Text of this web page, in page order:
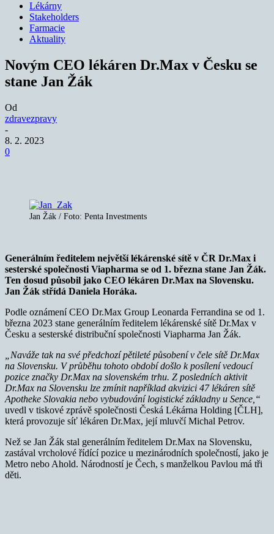
Lékárny
Stakeholders
Farmacie
Aktuality
Novým CEO lékáren Dr.Max v Česku se
stane Jan Žák
Od
zdravezpravy
-
8. 2. 2023
0
Jan Žák / Foto: Penta Investments
Generálním ředitelem největší lékárenské sítě v ČR Dr.Max i
sesterské společnosti Viapharma se od 1. března stane Jan Žák.
Ten dosud působil jako CEO lékáren Dr.Max na Slovensku.
Jan Žák střídá Daniela Horáka.
Podle oznámení CEO Dr.Max Group Leonarda Ferrandina se od 1.
března 2023 stane generálním ředitelem lékárenské sítě Dr.Max v
Česku a sesterské distribuční společnosti Viapharma Jan Žák.
„Naváže tak na své předchozí pětileté působení v čele sítě Dr.Max
na Slovensku. V průběhu tohoto období došlo k posílení vedoucí
pozice značky Dr.Max na slovenském trhu. Z posledních aktivit
Dr.Max na Slovensku lze zmínit například akvizici 47 lékáren sítě
Apotheke Slovakia nebo vybudování logistické základny u Sence,“
uvedl v tiskové zprávě společnosti Česká Lékárna Holding [ČLH],
která provozuje síť lékáren Dr.Max, její mluvčí Michal Petrov.
Než se Jan Žák stal generálním ředitelem Dr.Max na Slovensku,
zastával vrcholové řídící pozice u mezinárodních společností, jako je
Metro nebo Ahold. Národností je Čech, s manželkou Pavlou má tři
děti.